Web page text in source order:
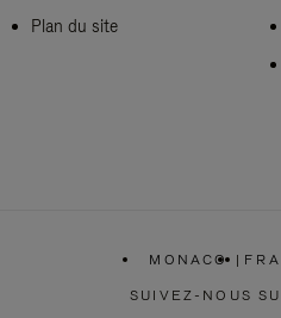
Plan du site
MONACO
VOTRE
|
SUIVEZ-NOUS